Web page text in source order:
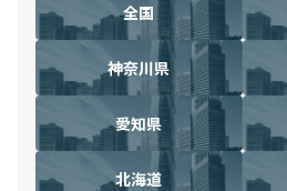
全国
神奈川県
愛知県
北海道